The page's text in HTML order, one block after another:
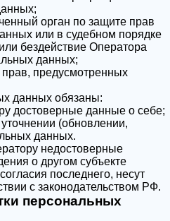
орган по защите прав
или в судебном порядке
бездействие Оператора
данных;
предусмотренных
данных обязаны:
достоверные данные о себе;
(обновлении,
данных.
недостоверные
о другом субъекте
последнего, несут
с законодательством РФ.
персональных